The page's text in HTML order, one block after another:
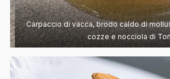
Carpaccio di vacca, brodo caldo di
cozze e nocciola di